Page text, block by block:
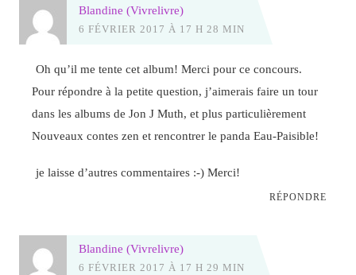
Blandine (Vivrelivre)
6 FÉVRIER 2017 À 17 H 28 MIN
Oh qu’il me tente cet album! Merci pour ce concours.
Pour répondre à la petite question, j’aimerais faire un tour
dans les albums de Jon J Muth, et plus particulièrement
Nouveaux contes zen et rencontrer le panda Eau-Paisible!
je laisse d’autres commentaires :-) Merci!
RÉPONDRE
Blandine (Vivrelivre)
6 FÉVRIER 2017 À 17 H 29 MIN